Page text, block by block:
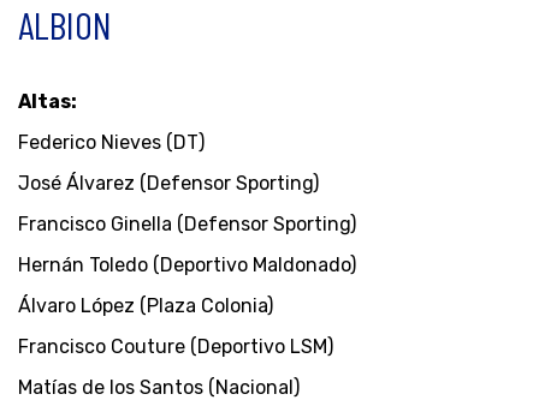
ALBION
Altas:
Federico Nieves (DT)
José Álvarez (Defensor Sporting)
Francisco Ginella (Defensor Sporting)
Hernán Toledo (Deportivo Maldonado)
Álvaro López (Plaza Colonia)
Francisco Couture (Deportivo LSM)
Matías de los Santos (Nacional)